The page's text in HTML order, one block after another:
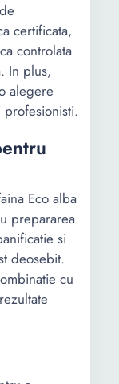
certificata,
controlata
In plus,
alegere
Eco alba
prepararea
si
deosebit.
cu